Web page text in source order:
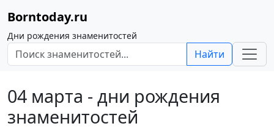
Borntoday.ru
Дни рождения знаменитостей
Найти
04 марта - дни рождения
знаменитостей